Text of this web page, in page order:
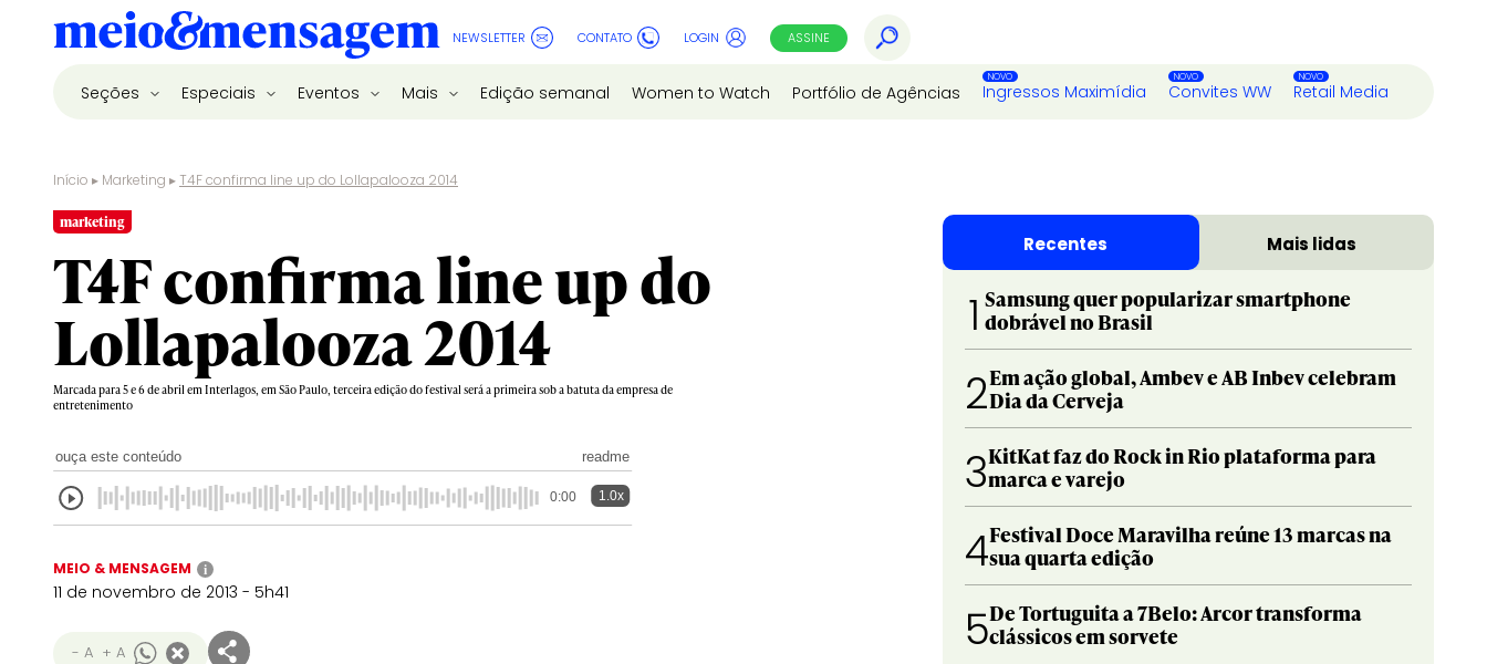
NEWSLETTER CONTATO LOGIN ASSINE
Seções Especiais Eventos Mais Edição semanal Women to Watch Portfólio de Agências Ingressos Maximídia Convites WW Retail Media
Início ▸ Marketing ▸ T4F confirma line up do Lollapalooza 2014
marketing
T4F confirma line up do
Lollapalooza 2014
Marcada para 5 e 6 de abril em Interlagos, em São Paulo, terceira edição do festival será a primeira sob a batuta da empresa de
entretenimento
ouça este conteúdo readme
0:00 1.0x
MEIO & MENSAGEM i
11 de novembro de 2013 - 5h41
- A + A
Recentes Mais lidas
1 Samsung quer popularizar smartphone
dobrável no Brasil
2Em ação global, Ambev e AB Inbev celebram
Dia da Cerveja
3KitKat faz do Rock in Rio plataforma para
marca e varejo
4Festival Doce Maravilha reúne 13 marcas na
sua quarta edição
5De Tortuguita a 7Belo: Arcor transforma
clássicos em sorvete